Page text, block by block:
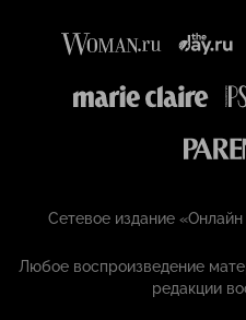
Сетевое издание
Любое воспроизведение
редакции